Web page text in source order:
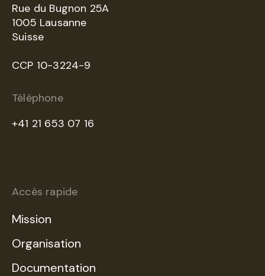
Rue du Bugnon 25A
1005 Lausanne
Suisse
CCP 10-3224-9
Téléphone
+41 21 653 07 16
Accès rapide
Mission
Organisation
Documentation